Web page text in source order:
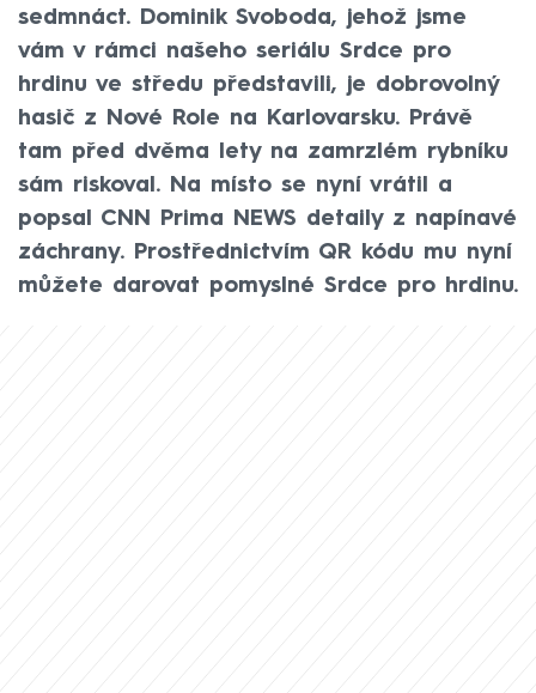
sedmnáct. Dominik Svoboda, jehož jsme
vám v rámci našeho seriálu Srdce pro
hrdinu ve středu představili, je dobrovolný
hasič z Nové Role na Karlovarsku. Právě
tam před dvěma lety na zamrzlém rybníku
sám riskoval. Na místo se nyní vrátil a
popsal CNN Prima NEWS detaily z napínavé
záchrany. Prostřednictvím QR kódu mu nyní
můžete darovat pomyslné Srdce pro hrdinu.